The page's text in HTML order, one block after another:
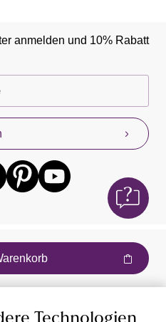
anmelden und 10% Rabatt